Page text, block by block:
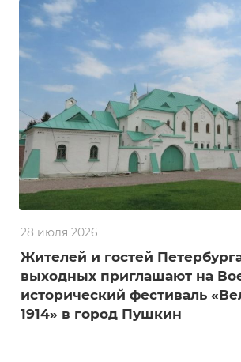
28 июля 2026
Жителей и гостей
выходных приглашают на
исторический фестиваль
1914» в город Пушкин